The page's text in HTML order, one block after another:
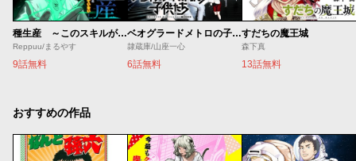
種生産 ～このスキルがチートだとまだ誰も気付いていない～
Reppuu/まるやす
9話無料
ベオグラードメトロの子供たち
隷蔵庫/山座一心
6話無料
すだちの魔王城
森下真
13話無料
おすすめの作品